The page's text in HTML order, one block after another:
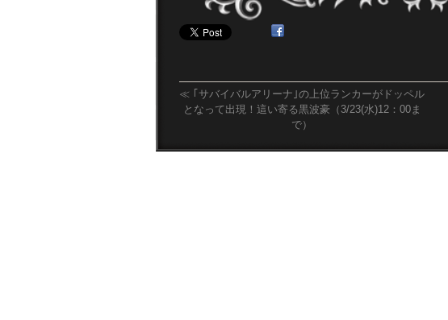
≪ ｢サバイバルアリーナ｣の上位ランカーがドッペル
となって出現！這い寄る黒波豪（3/23(水)12：00ま
で）